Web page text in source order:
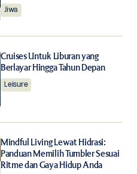
Jiwa
Cruises Untuk Liburan yang
Berlayar Hingga Tahun Depan
Leisure
Mindful Living Lewat Hidrasi:
Panduan Memilih Tumbler Sesuai
Ritme dan Gaya Hidup Anda